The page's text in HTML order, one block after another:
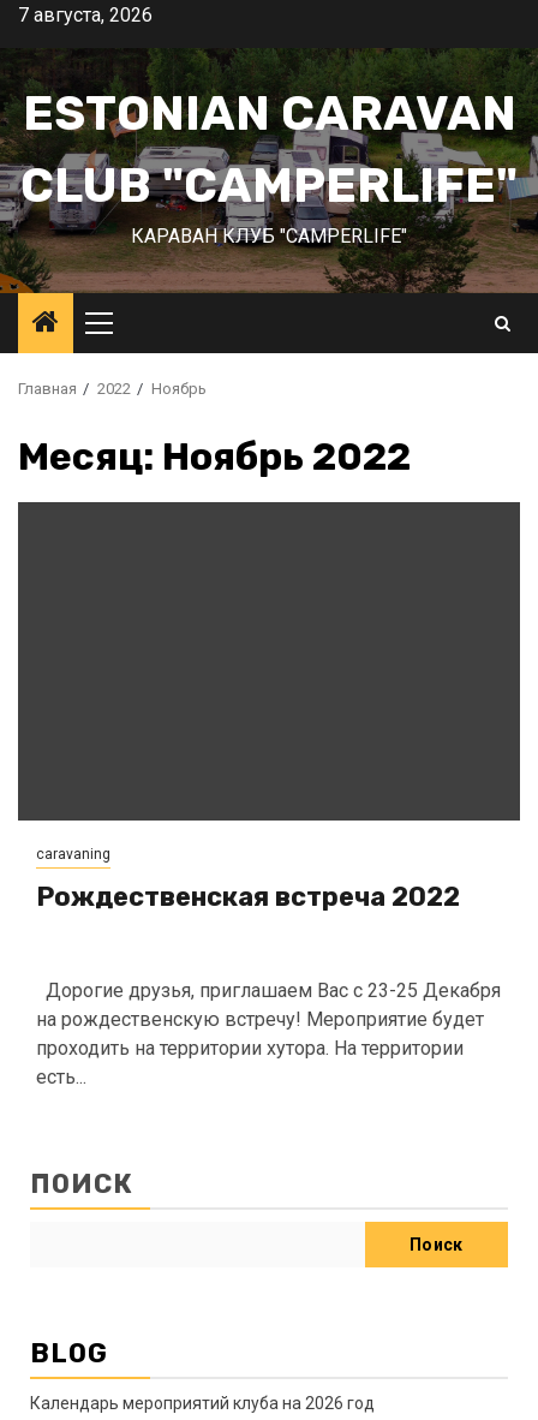
Перейти
содержимому
7 августа, 2026
ESTONIAN CARAVAN
CLUB "CAMPERLIFE"
КАРАВАН КЛУБ "CAMPERLIFE"
Основное
меню
Главная 2022 Ноябрь
Месяц: Ноябрь 2022
caravaning
Рождественская встреча 2022
Дорогие друзья, приглашаем Вас с 23-25 Декабря
на рождественскую встречу! Мероприятие будет
проходить на территории хутора. На территории
есть...
ПОИСК
Поиск
BLOG
Календарь мероприятий клуба на 2026 год